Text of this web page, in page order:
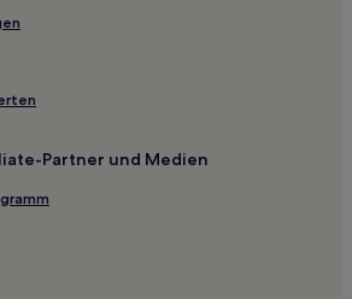
Square
Urban Heritage Park
Deansgate
Partner und Medien